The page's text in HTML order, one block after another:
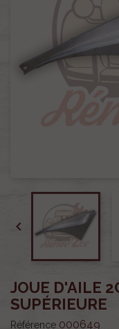

JOUE D'AILE
SUPÉRIEURE
Référence 000649